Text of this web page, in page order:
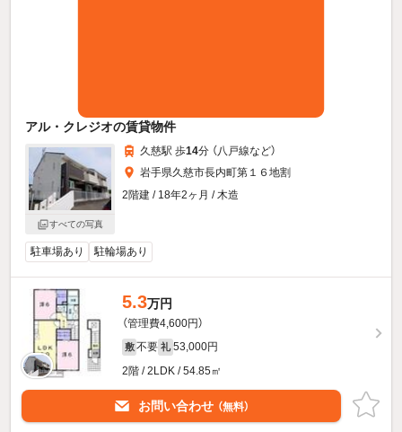
アル・クレジオの賃貸物件
すべての写真
久慈駅 歩14分 （八戸線など）
岩手県久慈市長内町第１６地割
2階建 / 18年2ヶ月 / 木造
駐車場あり 駐輪場あり
5.3万円
（管理費4,600円）
敷 不要 礼 53,000円
2階 / 2LDK / 54.85㎡
お問い合わせ （無料）